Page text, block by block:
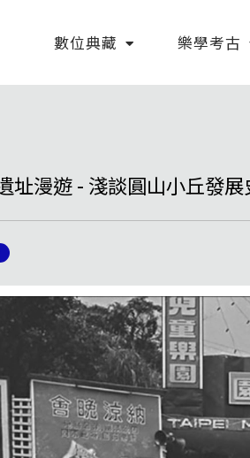
數位典藏 樂學考古
址漫遊 - 淺談圓山小丘發展